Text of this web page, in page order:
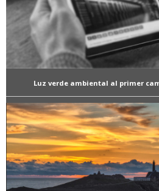
Luz verde ambiental al primer